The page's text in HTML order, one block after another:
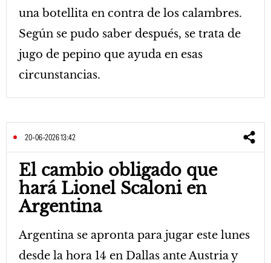
una botellita en contra de los calambres.
Según se pudo saber después, se trata de
jugo de pepino que ayuda en esas
circunstancias.
20-06-2026 13:42
El cambio obligado que
hará Lionel Scaloni en
Argentina
Argentina se apronta para jugar este lunes
desde la hora 14 en Dallas ante Austria y